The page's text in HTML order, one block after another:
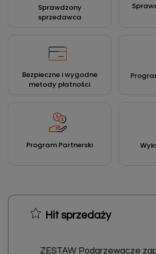
Sprawdzony
sprzedawca
Bezpieczne i wygodne
metody płatności
Program Partnerski
Hit sprzedaży
ZESTAW Podgrzewacze